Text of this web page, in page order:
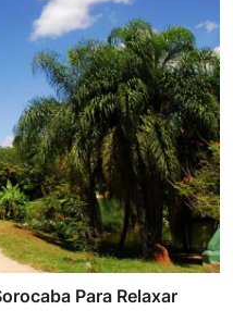
Para Relaxar